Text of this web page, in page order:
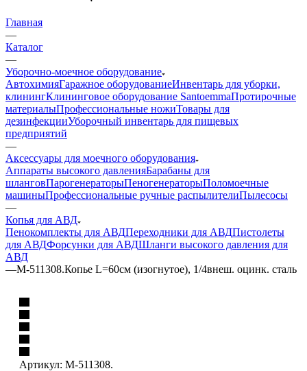
Главная
—
Каталог
—
Уборочно-моечное оборудование
АвтохимияГаражное оборудованиеИнвентарь для уборки,
клинингКлининговое оборудование SantoemmaПротирочные
материалыПрофессиональные ножиТовары для
дезинфекцииУборочный инвентарь для пищевых
предприятий
—
Аксессуары для моечного оборудования
Аппараты высокого давленияБарабаны для
шланговПарогенераторыПеногенераторыПоломоечные
машиныПрофессиональные ручные распылителиПылесосы
—
Копья для АВД
Пенокомплекты для АВДПереходники для АВДПистолеты
для АВДФорсунки для АВДШланги высокого давления для
АВД
—М-511308.Копье L=60см (изогнутое), 1/4внеш. оцинк. сталь
Артикул: М-511308.